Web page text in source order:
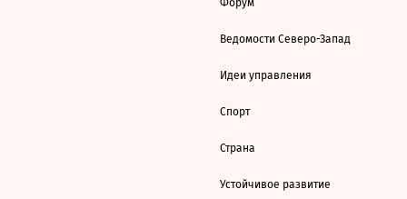
Форум
Ведомости Северо-Запад
Идеи управления
Спорт
Страна
Устойчивое развитие